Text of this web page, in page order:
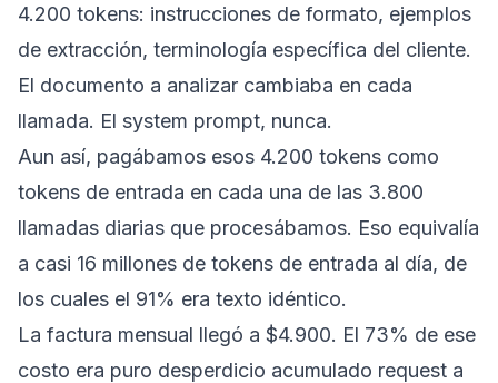
4.200 tokens: instrucciones de formato, ejemplos
de extracción, terminología específica del cliente.
El documento a analizar cambiaba en cada
llamada. El system prompt, nunca.
Aun así, pagábamos esos 4.200 tokens como
tokens de entrada en cada una de las 3.800
llamadas diarias que procesábamos. Eso equivalía
a casi 16 millones de tokens de entrada al día, de
los cuales el 91% era texto idéntico.
La factura mensual llegó a $4.900. El 73% de ese
costo era puro desperdicio acumulado request a